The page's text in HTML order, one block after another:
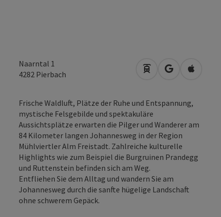
Naarntal 1
4282 Pierbach Anreise mit
in Google
in
Frische Waldluft, Plätze der Ruhe und Entspannung,
mystische Felsgebilde und spektakuläre
Aussichtsplätze erwarten die Pilger und Wanderer am
84 Kilometer langen Johannesweg in der Region
Mühlviertler Alm Freistadt. Zahlreiche kulturelle
Highlights wie zum Beispiel die Burgruinen Prandegg
und Ruttenstein befinden sich am Weg.
Entfliehen Sie dem Alltag und wandern Sie am
Johannesweg durch die sanfte hügelige Landschaft
ohne schwerem Gepäck.